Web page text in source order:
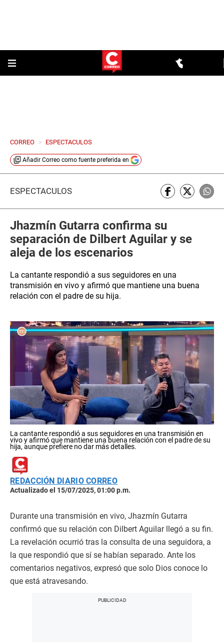
CORREO > ESPECTACULOS
Añadir Correo como fuente preferida en
ESPECTÁCULOS
Jhazmín Gutarra confirma su
separación de Dilbert Aguilar y se
aleja de los escenarios
La cantante respondió a sus seguidores en una
transmisión en vivo y afirmó que mantiene una buena
relación con el padre de su hija.
La cantante respondió a sus seguidores en una transmisión en
vivo y afirmó que mantiene una buena relación con el padre de su
hija, aunque prefiere no dar más detalles.
REDACCIÓN DIARIO CORREO
Actualizado el 15/07/2025, 01:00 p.m.
Durante una transmisión en vivo, Jhazmín Gutarra
confirmó que su relación con Dilbert Aguilar llegó a su fin.
La revelación ocurrió tras la consulta de una seguidora, a
la que respondió que sí se habían separado. Ante los
comentarios negativos, expresó que solo Dios conoce lo
que está atravesando.